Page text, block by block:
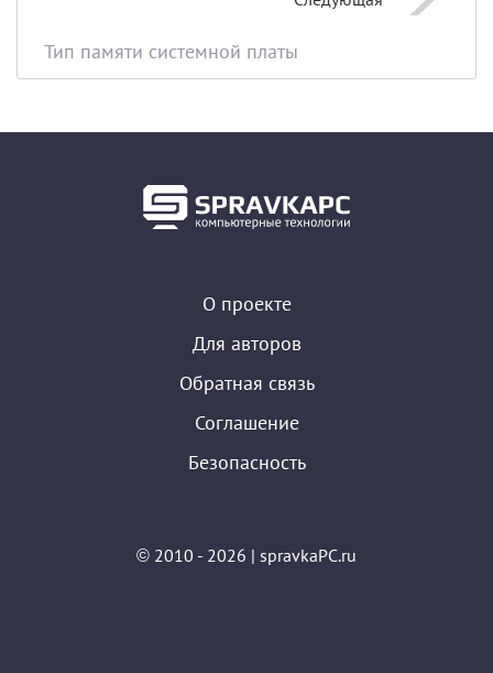
Тип памяти системной платы
О проекте
Для авторов
Обратная связь
Соглашение
Безопасность
© 2010 - 2026 | spravkaPC.ru